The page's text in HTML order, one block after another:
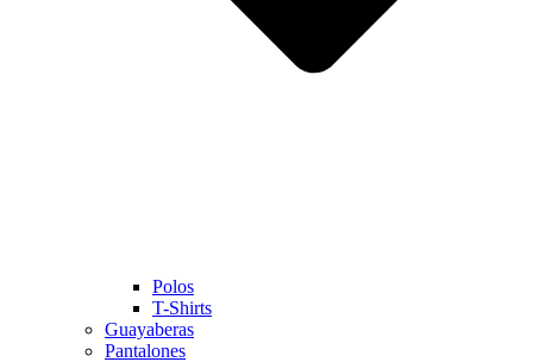
Polos
T-Shirts
Guayaberas
Pantalones